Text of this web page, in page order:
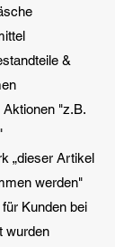
&
"z.B.
„dieser Artikel
werden"
Kunden bei
wurden